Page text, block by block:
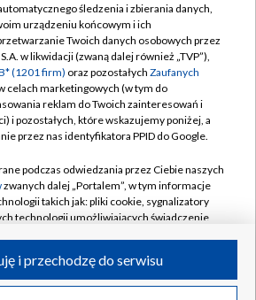
TVP
TVP
Cyfrowa
Regulamin TVP
prywatności
Moje zgody
Pomoc
Kontakt
Kanały
Polska S.A. w likwidacji
śledzenia i zbierania danych,
urządzeniu końcowym i ich
Twoich danych osobowych przez
w likwidacji (zwaną dalej również „TVP”),
(1201 firm) oraz pozostałych Zaufanych
celach marketingowych (w tym do
reklam do Twoich zainteresowań i
i pozostałych, które wskazujemy poniżej, a
przez nas identyfikatora PPID do Google.
podczas odwiedzania przez Ciebie naszych
zwanych dalej „Portalem”, w tym informacje
takich jak: pliki cookie, sygnalizatory
technologii umożliwiających świadczenie
i przechodzę do serwisu